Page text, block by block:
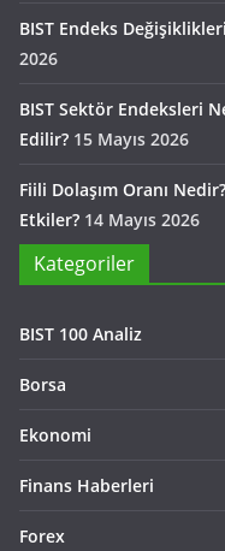
BIST Endeks
2026
BIST Sektör Endeksleri
Edilir? 15 Mayıs 2026
Fiili Dolaşım Oranı
Etkiler? 14 Mayıs 2026
Kategoriler
BIST 100 Analiz
Borsa
Ekonomi
Finans Haberleri
Forex